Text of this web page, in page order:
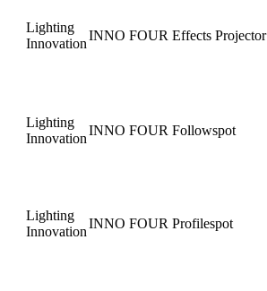
Lighting
Innovation
INNO FOUR Effects Projector
Lighting
Innovation
INNO FOUR Followspot
Lighting
Innovation
INNO FOUR Profilespot